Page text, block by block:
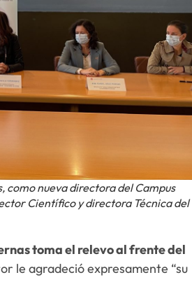
como nueva directora del Campus
Científico y directora Técnica del
toma el relevo al frente del
le agradeció expresamente “su